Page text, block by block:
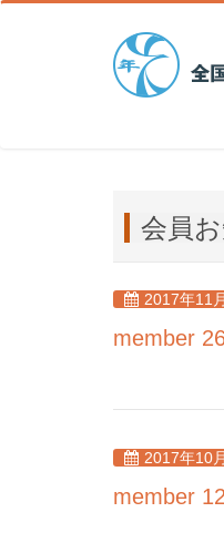
会員
2017年11
member
2017年10
member